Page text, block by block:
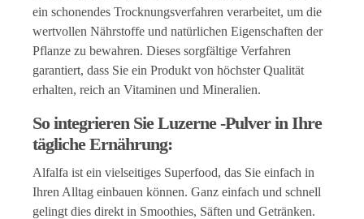
ein schonendes Trocknungsverfahren verarbeitet, um die
wertvollen Nährstoffe und natürlichen Eigenschaften der
Pflanze zu bewahren. Dieses sorgfältige Verfahren
garantiert, dass Sie ein Produkt von höchster Qualität
erhalten, reich an Vitaminen und Mineralien.
So integrieren Sie Luzerne -Pulver in Ihre
tägliche Ernährung:
Alfalfa ist ein vielseitiges Superfood, das Sie einfach in
Ihren Alltag einbauen können. Ganz einfach und schnell
gelingt dies direkt in Smoothies, Säften und Getränken.